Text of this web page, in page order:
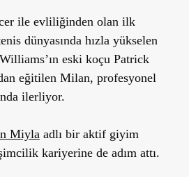
ile evliliğinden olan ilk
dünyasında hızla yükselen
eski koçu Patrick
eğitilen Milan, profesyonel
ilerliyor.
Miyla adlı bir aktif giyim
kariyerine de adım attı.